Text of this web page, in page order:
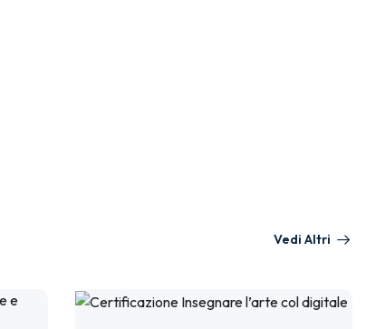
Vedi Altri